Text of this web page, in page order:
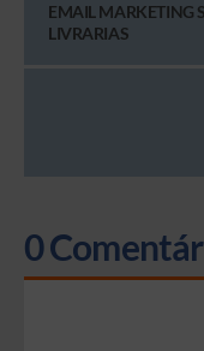
EMAIL MARKETING
LIVRARIAS
0